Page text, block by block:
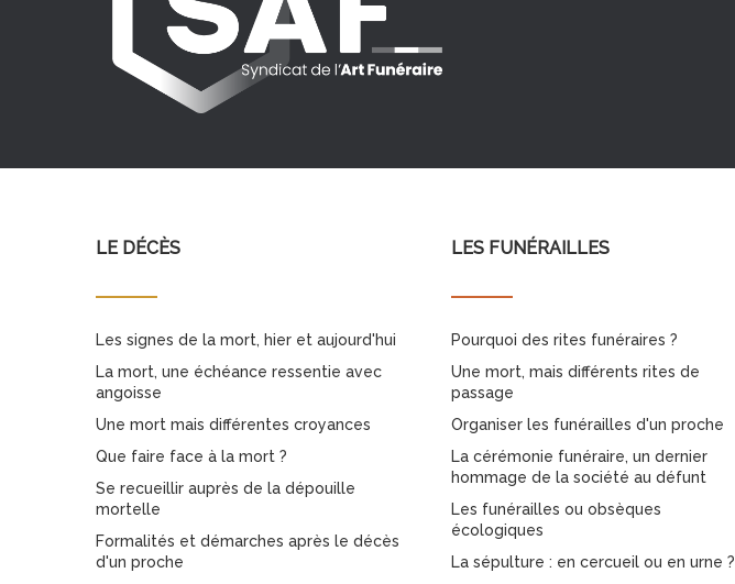
LE DÉCÈS
Les signes de la mort, hier et aujourd'hui
La mort, une échéance ressentie avec
angoisse
Une mort mais différentes croyances
Que faire face à la mort ?
Se recueillir auprès de la dépouille
mortelle
Formalités et démarches après le décès
d'un proche
LES FUNÉRAILLES
Pourquoi des rites funéraires ?
Une mort, mais différents rites de
passage
Organiser les funérailles d'un proche
La cérémonie funéraire, un dernier
hommage de la société au défunt
Les funérailles ou obsèques
écologiques
La sépulture : en cercueil ou en urne ?